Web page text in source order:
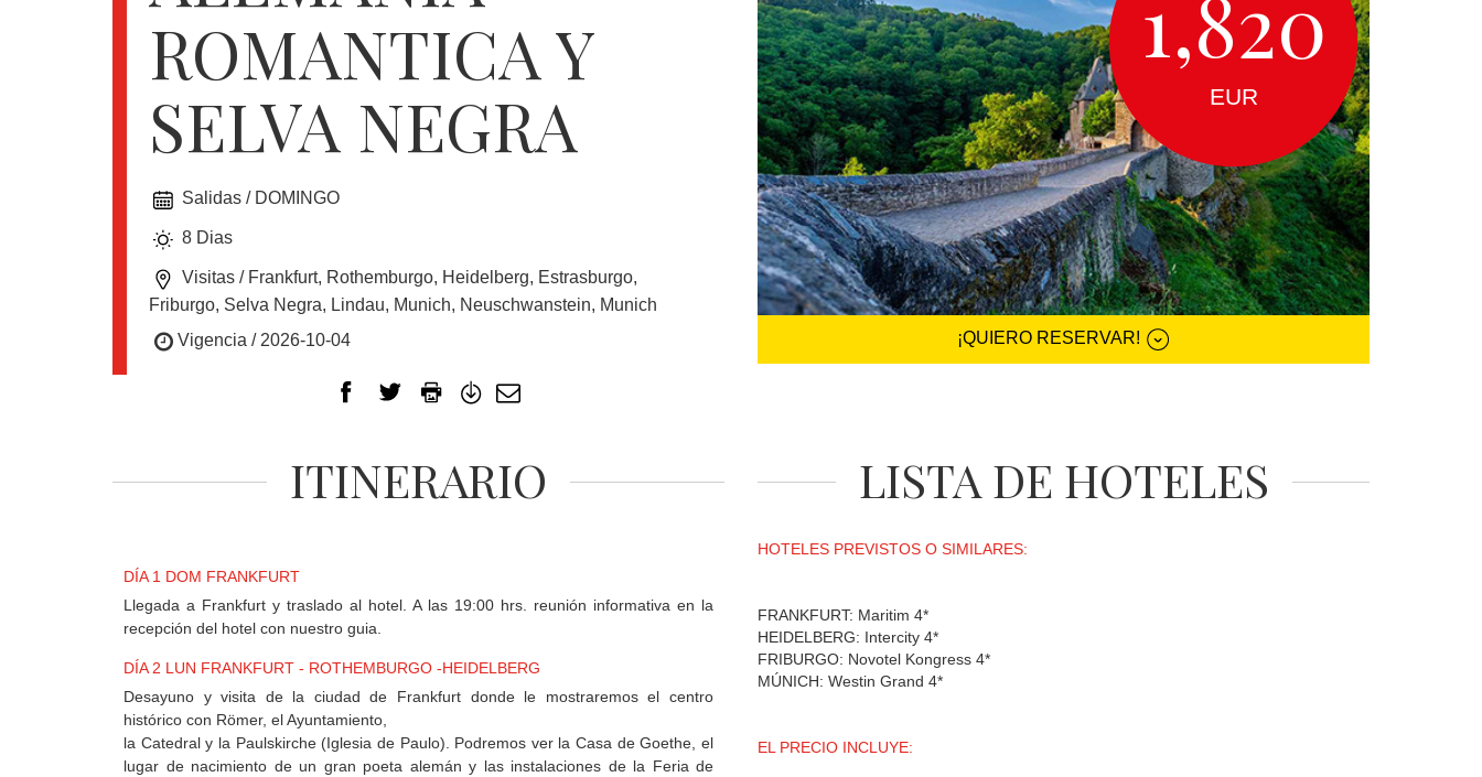
SUDAMERICA
CONTACTO
ROMANTICA Y
SELVA NEGRA
Salidas / DOMINGO
8 Dias
Visitas / Frankfurt, Rothemburgo, Heidelberg, Estrasburgo,
Friburgo, Selva Negra, Lindau, Munich, Neuschwanstein, Munich
Vigencia / 2026-10-04
1,820
EUR
¡QUIERO RESERVAR!
ITINERARIO
DÍA 1 DOM FRANKFURT
Llegada a Frankfurt y traslado al hotel. A las 19:00 hrs. reunión informativa en la
recepción del hotel con nuestro guia.
DÍA 2 LUN FRANKFURT - ROTHEMBURGO -HEIDELBERG
Desayuno y visita de la ciudad de Frankfurt donde le mostraremos el centro
histórico con Römer, el Ayuntamiento,
la Catedral y la Paulskirche (Iglesia de Paulo). Podremos ver la Casa de Goethe, el
lugar de nacimiento de un gran poeta alemán y las instalaciones de la Feria de
LISTA DE HOTELES
HOTELES PREVISTOS O SIMILARES:
FRANKFURT: Maritim 4*
HEIDELBERG: Intercity 4*
FRIBURGO: Novotel Kongress 4*
MÚNICH: Westin Grand 4*
EL PRECIO INCLUYE: